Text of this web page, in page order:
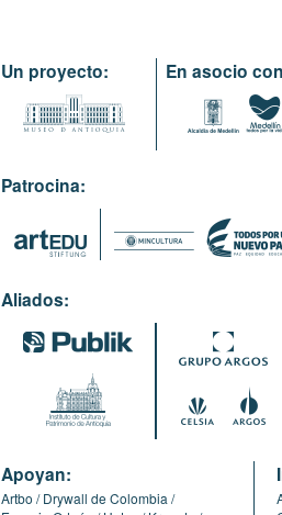
Un proyecto: En asocio
Patrocina:
Aliados:
Apoyan:
Artbo
Drywall de Colombia